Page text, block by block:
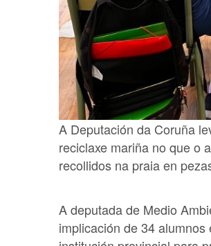
A Deputación da Coruña
reciclaxe mariña no que o
recollidos na praia en
A deputada de Medio
implicación de 34